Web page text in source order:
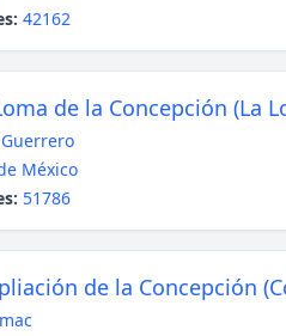
42162
de la Concepción (La
México
51786
de la Concepción